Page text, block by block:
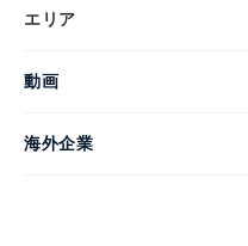
エリア
動画
海外企業